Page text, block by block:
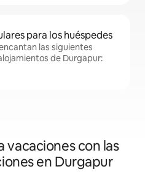
para los huéspedes
las siguientes
de Durgapur:
vacaciones con las
en Durgapur